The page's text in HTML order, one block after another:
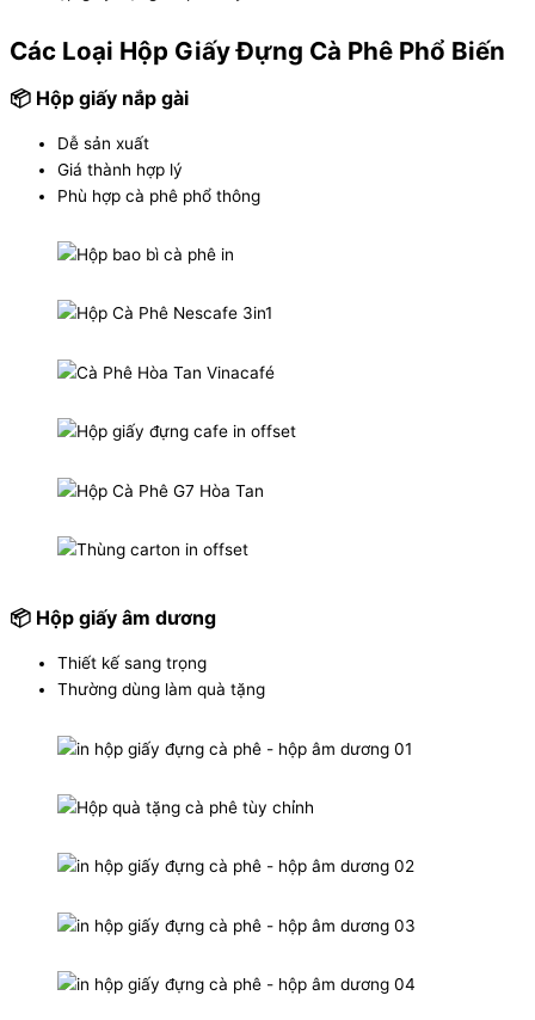
Các Loại Hộp Giấy Đựng Cà Phê Phổ Biến
📦 Hộp giấy nắp gài
Dễ sản xuất
Giá thành hợp lý
Phù hợp cà phê phổ thông
📦 Hộp giấy âm dương
Thiết kế sang trọng
Thường dùng làm quà tặng